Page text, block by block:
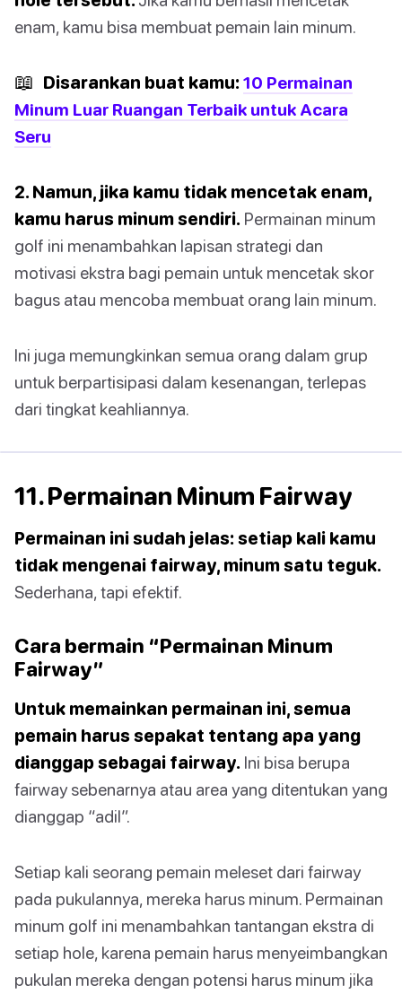
enam, kamu bisa membuat pemain lain minum.
📖 Disarankan buat kamu: 10 Permainan
Minum Luar Ruangan Terbaik untuk Acara
Seru
2. Namun, jika kamu tidak mencetak enam,
kamu harus minum sendiri. Permainan minum
golf ini menambahkan lapisan strategi dan
motivasi ekstra bagi pemain untuk mencetak skor
bagus atau mencoba membuat orang lain minum.
Ini juga memungkinkan semua orang dalam grup
untuk berpartisipasi dalam kesenangan, terlepas
dari tingkat keahliannya.
11. Permainan Minum Fairway
Permainan ini sudah jelas: setiap kali kamu
tidak mengenai fairway, minum satu teguk.
Sederhana, tapi efektif.
Cara bermain “Permainan Minum
Fairway”
Untuk memainkan permainan ini, semua
pemain harus sepakat tentang apa yang
dianggap sebagai fairway. Ini bisa berupa
fairway sebenarnya atau area yang ditentukan yang
dianggap “adil”.
Setiap kali seorang pemain meleset dari fairway
pada pukulannya, mereka harus minum. Permainan
minum golf ini menambahkan tantangan ekstra di
setiap hole, karena pemain harus menyeimbangkan
pukulan mereka dengan potensi harus minum jika